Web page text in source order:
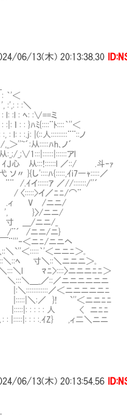
06/13(木) 20:13:38.30
:＼
: :∨==ミ
ﾐ{::::¨ﾄ::::｀''＜
|(::人:::::::::¨¨::ノ
从:::::ﾊh､ノ´
アl
／::/ .斗‐ｧ 書籍のバ
'::::ﾊ{:::::,ｲi7―ｬ:::::／
ｱ ／//:::::::/''´ サラリー
:::::>イ／ﾆﾆ/⌒¨
ニニ/ 投稿者の実感
}〉/ニニ/
ニ/_ という違和感が
/ニニ/ニ}
＜ニﾆ/ニニヘ
＜:::::｀'＜ニニﾆ＞｡
＼::ﾍ 寸＼::＼ニニニ＞｡
＼:::＼l ﾏﾆ>::::〉ニニニﾆﾆ＞
＼＿_／::／ニニニニニニ
／＜ニニニニニﾆ
＼:／ }! `''＜ニニﾆﾆ
八 |:::::|: : : : : 人 < ニﾆﾆ
､: : |:::::|: : : :.ｲZ} ,ィ二＼ニニ
06/13(木) 20:13:54.56